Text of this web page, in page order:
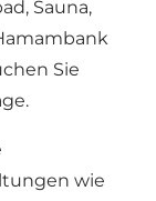
Sauna,
Sie
wie